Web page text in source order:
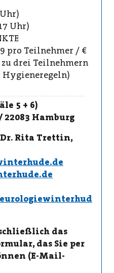
Uhr)
pro Teilnehmer / €
drei Teilnehmern
5 + 6)
Hamburg
Rita Trettin,
das
das Sie per
(E-Mail-